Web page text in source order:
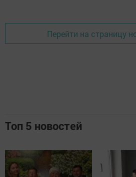
Перейти на страницу
Топ 5 новостей